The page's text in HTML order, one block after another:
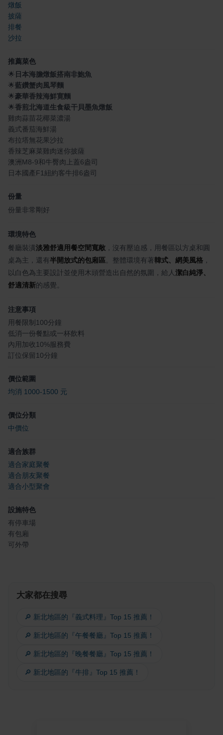
燉飯
披薩
排餐
沙拉
推薦菜色
🌟 日本海膽燉飯搭南非鮑魚
🌟藍鑽蟹肉風琴麵
🌟豪華香辣海鮮寛麵
🌟香煎北海道生食級干貝墨魚燉飯
雞肉蒜苗花椰菜濃湯
義式番茄海鮮湯
布拉塔無花果沙拉
香辣芝麻菜雞肉迷你披薩
澳洲M8-9和牛臀肉上蓋6盎司
日本國產F1紐約客牛排6盎司
份量
份量非常剛好
環境特色
餐廳裝潢淡雅舒適用餐空間寬敞 ，沒有壓迫感，用餐區以方桌和圓
桌為主，還有半開放式的包廂區 。整體環境有著韓式、網美風格 ，
以白色為主要設計並使用木頭營造出自然的氛圍，給人潔白純淨、
舒適清新的感覺。
注意事項
用餐限制100分鐘
低消一份餐點或一杯飲料
內用加收10%服務費
訂位保留10分鐘
價位範圍
均消 1000-1500 元
價位分類
中價位
適合族群
適合家庭聚餐
適合朋友聚餐
適合小型聚會
設施特色
有停車場
有包廂
可外帶
大家都在搜尋
🔎 新北地區的『義式料理』Top 15 推薦！
🔎 新北地區的『午餐餐廳』Top 15 推薦！
🔎 新北地區的『晚餐餐廳』Top 15 推薦！
🔎 新北地區的『牛排』Top 15 推薦！